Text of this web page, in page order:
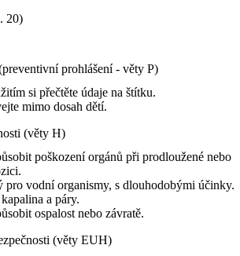
20)
prohlášení - věty P)
si přečtěte údaje na štítku.
mimo dosah dětí.
(věty H)
poškození orgánů při prodloužené nebo
vodní organismy, s dlouhodobými účinky.
a páry.
ospalost nebo závratě.
(věty EUH)